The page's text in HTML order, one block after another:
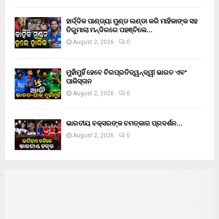
ହାର୍ଦ୍ଦିକ ପାଣ୍ଡ୍ୟା ମୁଣ୍ଡ ଲଣ୍ଡା କରି ମାହିକାଙ୍କ ସହ
ତିରୁମାଲା ମନ୍ଦିରରେ ପହଞ୍ଚିଲେ…
August 2, 2026 0
ମୁହାଁମୁହିଁ ହେବେ ଚିରପ୍ରତିଦ୍ୱନ୍ଦ୍ୱୀ ଭାରତ ଏବଂ
ପାକିସ୍ତାନ
August 2, 2026 0
ଭାରତୀୟ ବକ୍ସରଙ୍କ ଚମତ୍କାର ପ୍ରଦର୍ଶନ…
August 2, 2026 0